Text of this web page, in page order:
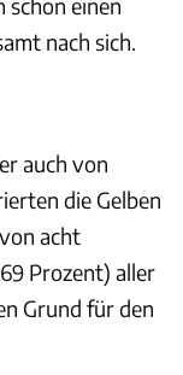
nach sich.
auch von
die Gelben
acht
Prozent) aller
Grund für den